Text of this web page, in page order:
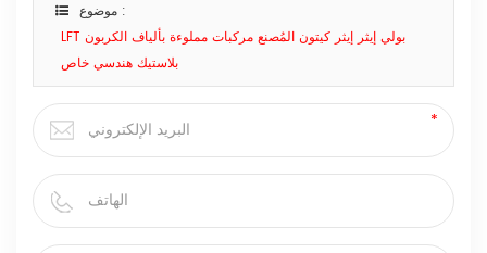
موضوع :
LFT بولي إيثر إيثر كيتون المُصنع مركبات مملوءة بألياف الكربون
بلاستيك هندسي خاص